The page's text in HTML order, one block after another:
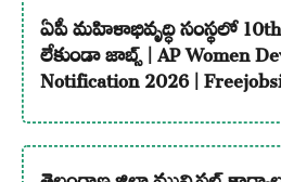
ఏపీ మహిళాభివృద్ధి సంస్థలో
లేకుండా జాబ్స్ | AP Women
Notification 2026 |